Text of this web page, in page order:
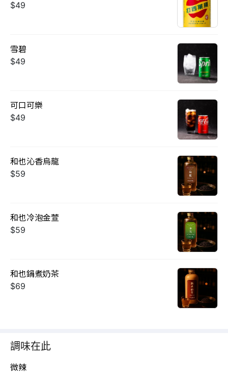
$49
雪碧
$49
可口可樂
$49
和也沁香烏龍
$59
和也冷泡金萱
$59
和也鍋煮奶茶
$69
調味在此
微辣